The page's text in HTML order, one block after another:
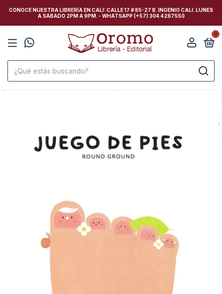
CONOCE NUESTRA LIBRERÍA EN CALI: CALLE 17 # 85-27 B. INGENIO CALI. LUNES
A SÁBADO 2PM A 9PM. - WHATSAPP (+57) 304 4287550
0